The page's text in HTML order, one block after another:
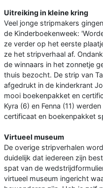
Uitreiking in kleine kring
Veel jonge stripmakers
de Kinderboekenweek:
ze verder op het eerste
ze het stripverhaal af.
de winnaars in het zonnetje
thuis bezocht. De strip van
afgedrukt in de kinderkrant
mooi boekenpakket en
Kyra (6) en Fenna (11)
certificaat en boekenpakket
Virtueel museum
De overige stripverhalen
duidelijk dat iedereen zijn
spat van de
virtueel museum ingericht